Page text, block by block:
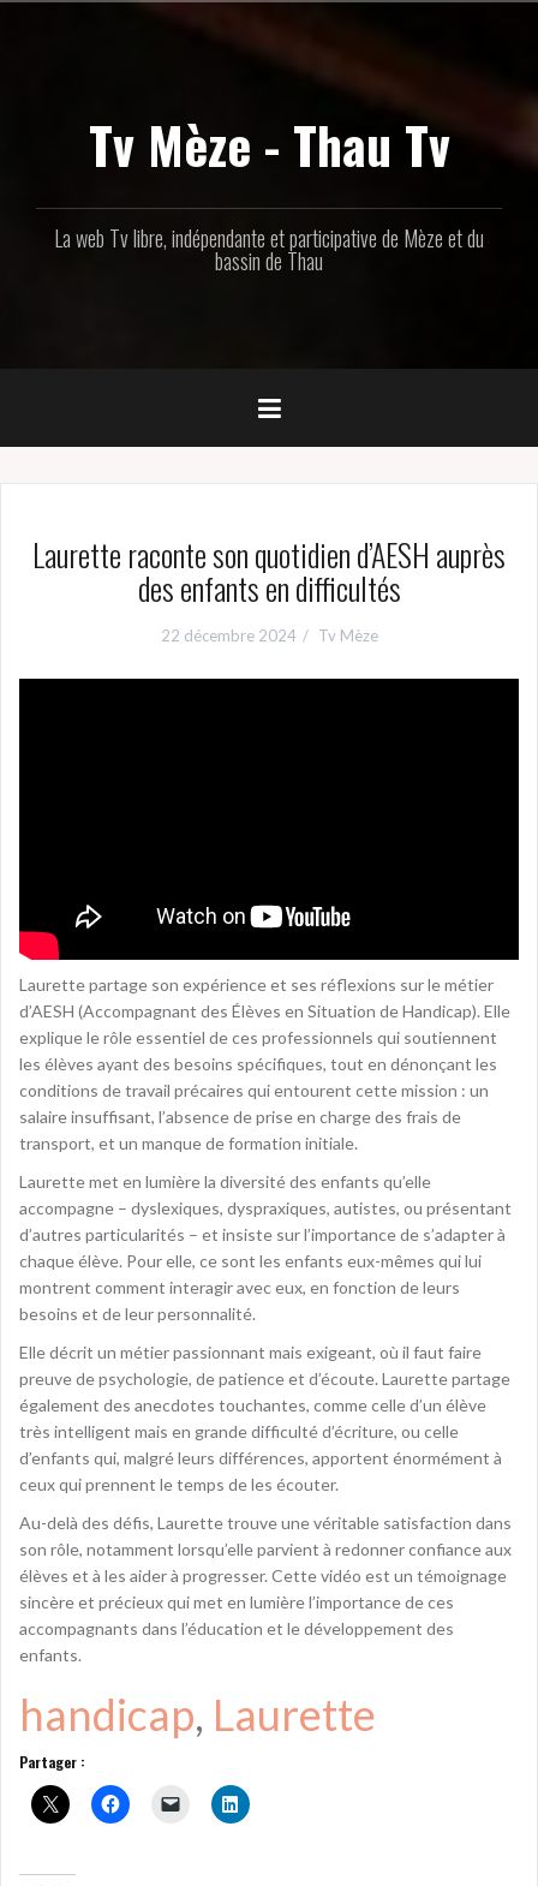
Tv Mèze - Thau Tv
La web Tv libre, indépendante et participative de Mèze et du
bassin de Thau
Laurette raconte son quotidien d’AESH auprès
des enfants en difficultés
22 décembre 2024 Tv Mèze
Laurette partage son expérience et ses réflexions sur le métier
d’AESH (Accompagnant des Élèves en Situation de Handicap). Elle
explique le rôle essentiel de ces professionnels qui soutiennent
les élèves ayant des besoins spécifiques, tout en dénonçant les
conditions de travail précaires qui entourent cette mission : un
salaire insuffisant, l’absence de prise en charge des frais de
transport, et un manque de formation initiale.
Laurette met en lumière la diversité des enfants qu’elle
accompagne – dyslexiques, dyspraxiques, autistes, ou présentant
d’autres particularités – et insiste sur l’importance de s’adapter à
chaque élève. Pour elle, ce sont les enfants eux-mêmes qui lui
montrent comment interagir avec eux, en fonction de leurs
besoins et de leur personnalité.
Elle décrit un métier passionnant mais exigeant, où il faut faire
preuve de psychologie, de patience et d’écoute. Laurette partage
également des anecdotes touchantes, comme celle d’un élève
très intelligent mais en grande difficulté d’écriture, ou celle
d’enfants qui, malgré leurs différences, apportent énormément à
ceux qui prennent le temps de les écouter.
Au-delà des défis, Laurette trouve une véritable satisfaction dans
son rôle, notamment lorsqu’elle parvient à redonner confiance aux
élèves et à les aider à progresser. Cette vidéo est un témoignage
sincère et précieux qui met en lumière l’importance de ces
accompagnants dans l’éducation et le développement des
enfants.
handicap, Laurette
Partager :